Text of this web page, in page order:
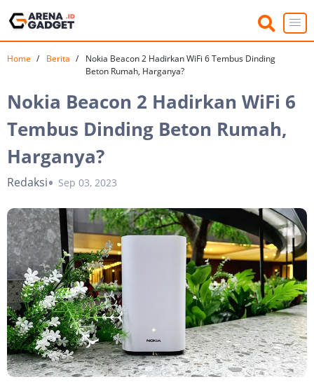
Home Berita
Nokia Beacon 2 Hadirkan WiFi 6 Tembus Dinding
Beton Rumah, Harganya?
Nokia Beacon 2 Hadirkan WiFi 6
Tembus Dinding Beton Rumah,
Harganya?
Redaksi Sep 03, 2023